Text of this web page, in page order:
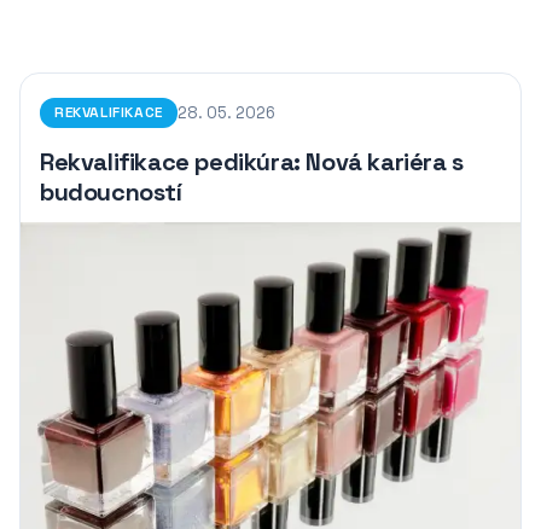
REKVALIFIKACE 28. 05. 2026
Rekvalifikace pedikúra: Nová kariéra s
budoucností